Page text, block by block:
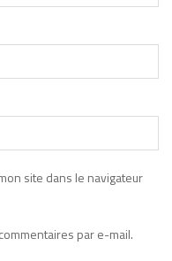
site dans le navigateur
par e-mail.